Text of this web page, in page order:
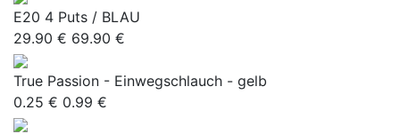
E20 4 Puts / BLAU
29.90 € 69.90 €
True Passion - Einwegschlauch - gelb
0.25 € 0.99 €